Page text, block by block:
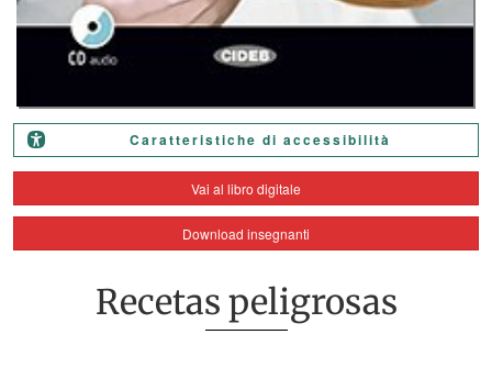
Caratteristiche di accessibilità
Vai al libro digitale
Download insegnanti
Recetas peligrosas